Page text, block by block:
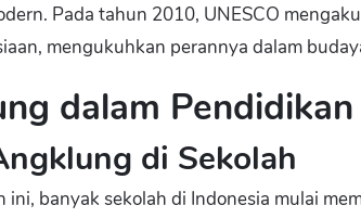
Pada tahun 2010, UNESCO
mengukuhkan perannya dalam
dalam Pendidikan
di Sekolah
ini, banyak sekolah di Indonesia mulai